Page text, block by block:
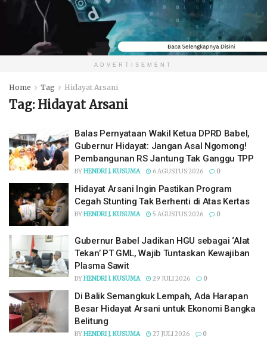
ADVERTISEMENT
Home Tag Hidayat Arsani
Tag: Hidayat Arsani
Balas Pernyataan Wakil Ketua DPRD Babel,
Gubernur Hidayat: Jangan Asal Ngomong!
Pembangunan RS Jantung Tak Ganggu TPP
BYHENDRI J. KUSUMA 6 AGUSTUS 2026 0
Hidayat Arsani Ingin Pastikan Program
Cegah Stunting Tak Berhenti di Atas Kertas
BYHENDRI J. KUSUMA 5 AGUSTUS 2026 0
Gubernur Babel Jadikan HGU sebagai ‘Alat
Tekan’ PT GML, Wajib Tuntaskan Kewajiban
Plasma Sawit
BYHENDRI J. KUSUMA 29 JULI 2026 0
Di Balik Semangkuk Lempah, Ada Harapan
Besar Hidayat Arsani untuk Ekonomi Bangka
Belitung
BYHENDRI J. KUSUMA 27 JULI 2026 0